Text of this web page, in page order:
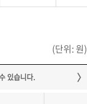
(단위: 원)